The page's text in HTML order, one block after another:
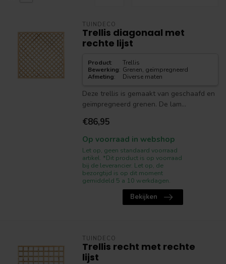
TUINDECO
Trellis diagonaal met
rechte lijst
Product:
Trellis
Bewerking: Grenen, geïmpregneerd
Afmeting: Diverse maten
Deze trellis is gemaakt van geschaafd en
geïmpregneerd grenen. De lam...
€86,95
Op voorraad in webshop
Let op, geen standaard voorraad
artikel. *Dit product is op voorraad
bij de leverancier. Let op, de
bezorgtijd is op dit moment
gemiddeld 5 a 10 werkdagen.
Bekijken
TUINDECO
Trellis recht met rechte
lijst